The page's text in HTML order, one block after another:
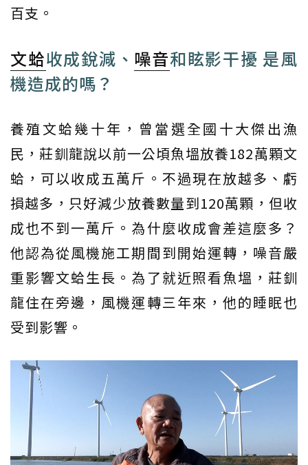
百支。
文蛤收成銳減、 噪音和眩影干擾 是風
機造成的嗎？
養殖文蛤幾十年，曾當選全國十大傑出漁
民，莊釧龍說以前一公頃魚塭放養182萬顆文
蛤，可以收成五萬斤。不過現在放越多、虧
損越多，只好減少放養數量到120萬顆，但收
成也不到一萬斤。為什麼收成會差這麼多？
他認為從風機施工期間到開始運轉，噪音嚴
重影響文蛤生長。為了就近照看魚塭，莊釧
龍住在旁邊，風機運轉三年來，他的睡眠也
受到影響。